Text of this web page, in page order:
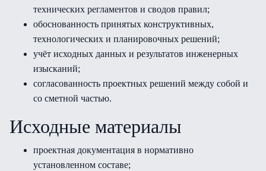
технических регламентов и сводов правил;
обоснованность принятых конструктивных,
технологических и планировочных решений;
учёт исходных данных и результатов инженерных
изысканий;
согласованность проектных решений между собой и
со сметной частью.
Исходные материалы
проектная документация в нормативно
установленном составе;